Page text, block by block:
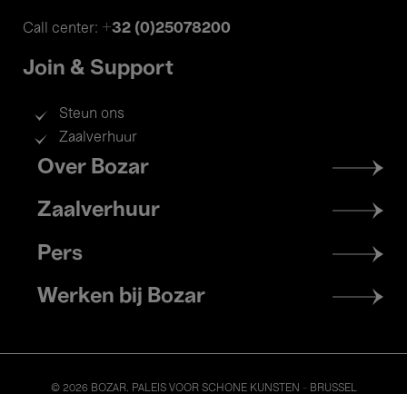
Call center: +32 (0)25078200
Join & Support
Steun ons
Zaalverhuur
Footer
menu
Over Bozar
Zaalverhuur
Pers
Werken bij Bozar
© 2026 BOZAR. PALEIS VOOR SCHONE KUNSTEN - BRUSSEL